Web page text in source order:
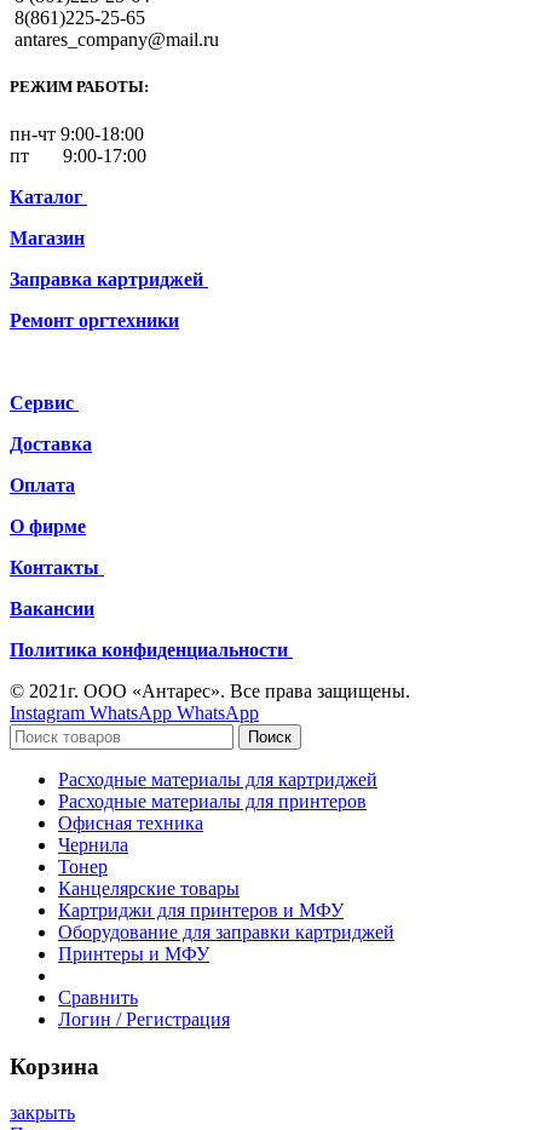
8(861)225-25-65
antares_company@mail.ru
РЕЖИМ РАБОТЫ:
пн-чт 9:00-18:00
пт 9:00-17:00
Каталог
Магазин
Заправка картриджей
Ремонт оргтехники
Сервис
Доставка
Оплата
О фирме
Контакты
Вакансии
Политика конфиденциальности
© 2021г. ООО «Антарес». Все права защищены.
Instagram WhatsApp WhatsApp
Поиск
Расходные материалы для картриджей
Расходные материалы для принтеров
Офисная техника
Чернила
Тонер
Канцелярские товары
Картриджи для принтеров и МФУ
Оборудование для заправки картриджей
Принтеры и МФУ
Сравнить
Логин / Регистрация
Корзина
закрыть